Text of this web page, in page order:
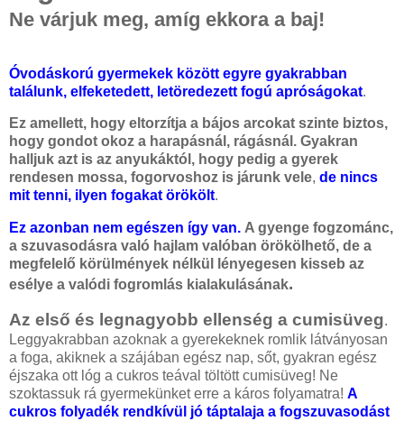
Ne várjuk meg, amíg ekkora a baj!
Óvodáskorú gyermekek között egyre gyakrabban
találunk, elfeketedett, letöredezett fogú apróságokat.
Ez amellett, hogy eltorzítja a bájos arcokat szinte biztos,
hogy gondot okoz a harapásnál, rágásnál. Gyakran
halljuk azt is az anyukáktól, hogy pedig a gyerek
rendesen mossa, fogorvoshoz is járunk vele, de nincs
mit tenni, ilyen fogakat örökölt.
Ez azonban nem egészen így van. A gyenge fogzománc,
a szuvasodásra való hajlam valóban örökölhető, de a
megfelelő körülmények nélkül lényegesen kisseb az
esélye a valódi fogromlás kialakulásának.
Az első és legnagyobb ellenség a cumisüveg.
Leggyakrabban azoknak a gyerekeknek romlik látványosan
a foga, akiknek a szájában egész nap, sőt, gyakran egész
éjszaka ott lóg a cukros teával töltött cumisüveg! Ne
szoktassuk rá gyermekünket erre a káros folyamatra! A
cukros folyadék rendkívül jó táptalaja a fogszuvasodást